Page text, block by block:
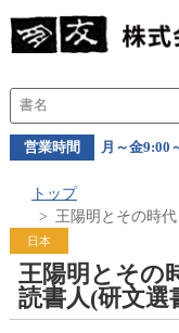
営業時間 月～金9:00
トップ
王陽明とその時
日本
王陽明とその
読書人(研文選